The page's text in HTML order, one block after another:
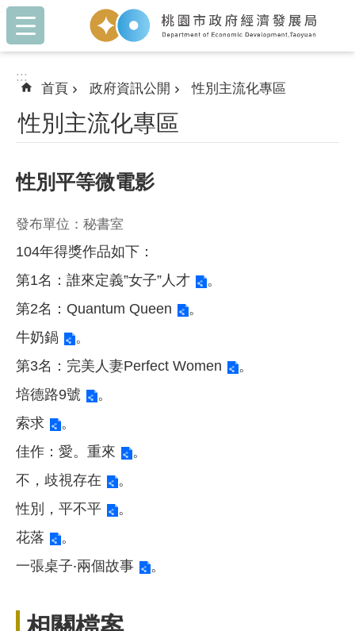
跳到主要內容區塊
:::
:::
首頁 政府資訊公開 性別主流化專區
性別主流化專區
性別平等微電影
發布單位：秘書室
104年得獎作品如下：
第1名： 誰來定義”女子”人才
。
第2名： Quantum Queen
。
牛奶鍋
。
第3名： 完美人妻Perfect Women
。
培德路9號
。
索求
。
佳作： 愛。重來
。
不，歧視存在
。
性別，平不平
。
花落
。
一張桌子‧兩個故事
。